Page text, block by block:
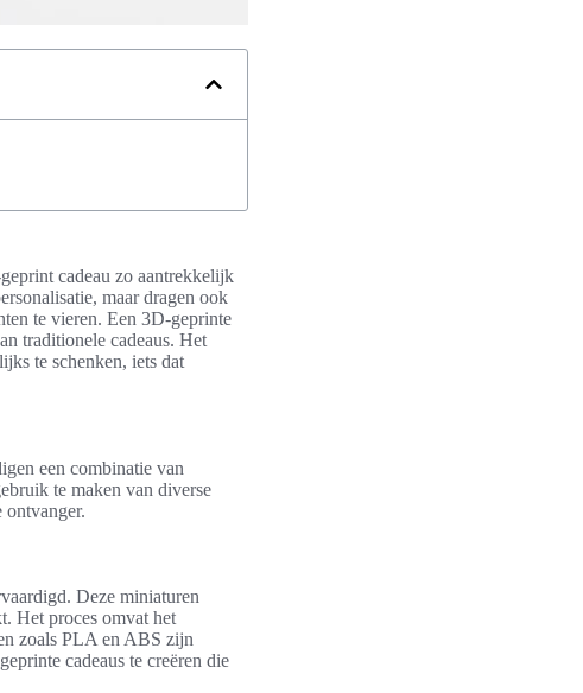
cadeau zo aantrekkelijk
maar dragen ook
te vieren. Een 3D-geprinte
traditionele cadeaus. Het
te schenken, iets dat
een combinatie van
te maken van diverse
ontvanger.
Deze miniaturen
Het proces omvat het
zoals PLA en ABS zijn
cadeaus te creëren die